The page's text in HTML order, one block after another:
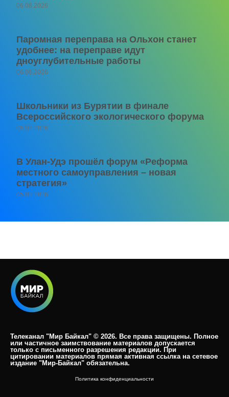
06.08.2026
Паромная переправа на Ольхон станет
удобнее: на переправе идут
дноуглубительные работы
06.08.2026
Школьники из Бурятии в финале
Всероссийского экологического форума
06.08.2026
В Улан-Удэ прошёл форум «Реформа
местного самоуправления – новая
стратегия»
05.08.2026
Телеканал "Мир Байкал" © 2026. Все права защищены. Полное
или частичное заимствование материалов допускается
только с письменного разрешения редакции. При
цитировании материалов прямая активная ссылка на сетевое
издание "Мир-Байкал" обязательна.​
Политика конфиденциальности